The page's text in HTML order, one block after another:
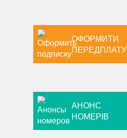
ОФОРМИТИ
ПЕРЕДПЛАТУ
АНОНС
НОМЕРІВ